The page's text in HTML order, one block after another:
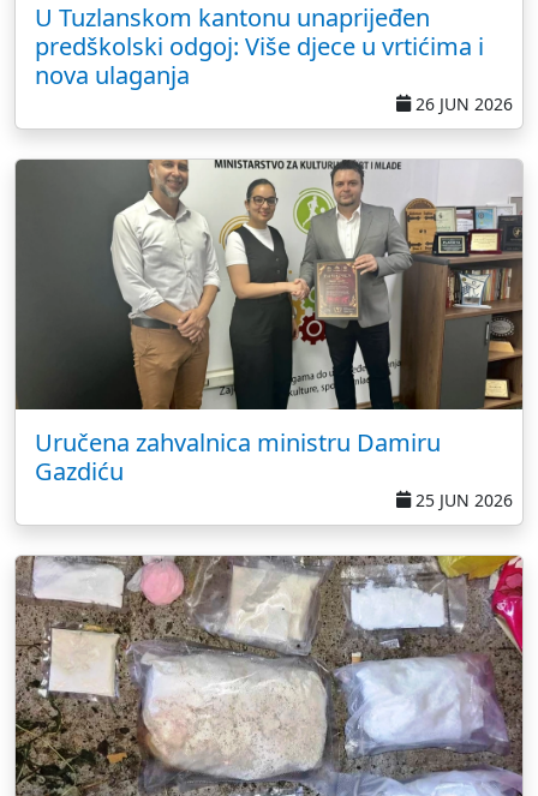
U Tuzlanskom kantonu unaprijeđen
predškolski odgoj: Više djece u vrtićima i
nova ulaganja
26 JUN 2026
Uručena zahvalnica ministru Damiru
Gazdiću
25 JUN 2026